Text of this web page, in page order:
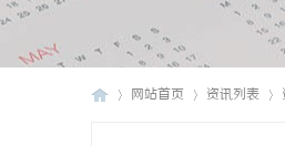
网站首页 资讯列表